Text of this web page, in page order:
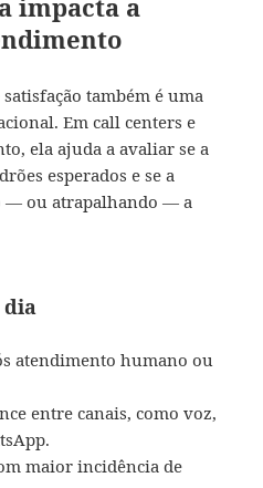
impacta a
também é uma
Em call centers e
ela ajuda a avaliar se a
esperados e se a
— ou atrapalhando — a
dia
atendimento humano ou
entre canais, como voz,
maior incidência de